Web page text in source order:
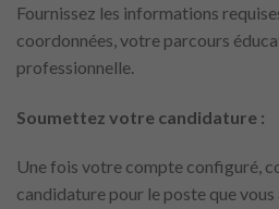
Fournissez les informations
coordonnées, votre parcours
professionnelle.
Soumettez votre candidature :
Une fois votre compte configuré,
candidature pour le poste que vous